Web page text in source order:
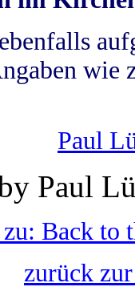
wie
Paul
Paul
Back to
zurück